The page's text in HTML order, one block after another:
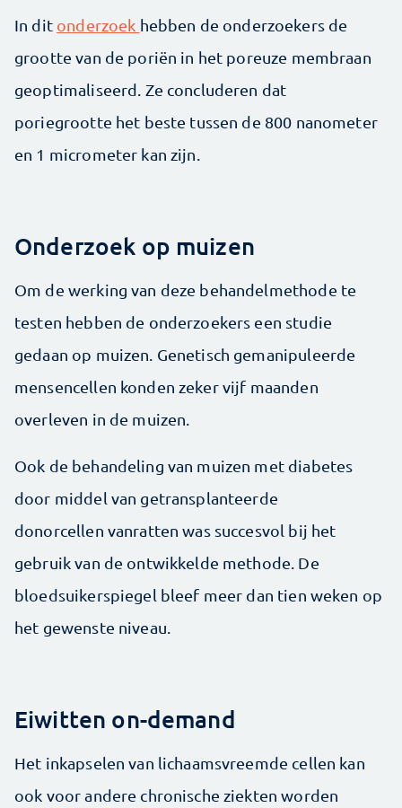
In dit onderzoek hebben de onderzoekers de
grootte van de poriën in het poreuze membraan
geoptimaliseerd. Ze concluderen dat
poriegrootte het beste tussen de 800 nanometer
en 1 micrometer kan zijn.
Onderzoek op muizen
Om de werking van deze behandelmethode te
testen hebben de onderzoekers een studie
gedaan op muizen. Genetisch gemanipuleerde
mensencellen konden zeker vijf maanden
overleven in de muizen.
Ook de behandeling van muizen met diabetes
door middel van getransplanteerde
donorcellen vanratten was succesvol bij het
gebruik van de ontwikkelde methode. De
bloedsuikerspiegel bleef meer dan tien weken op
het gewenste niveau.
Eiwitten on-demand
Het inkapselen van lichaamsvreemde cellen kan
ook voor andere chronische ziekten worden